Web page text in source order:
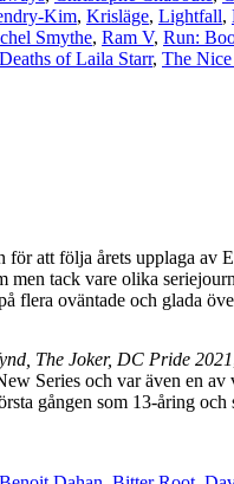
Kim, Krisläge, Lightfall,
Smythe, Ram V, Run:
of Laila Starr, The
att följa årets upplaga
men tack vare olika
flera oväntade och glada
, The Joker, DC Pride 2021
Series och var även en
gången som 13-åring